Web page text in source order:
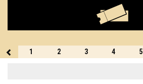
31 1 2 3 4 5